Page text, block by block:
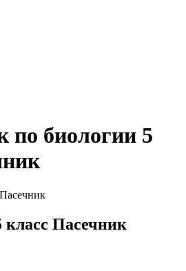
по биологии 5
Пасечник